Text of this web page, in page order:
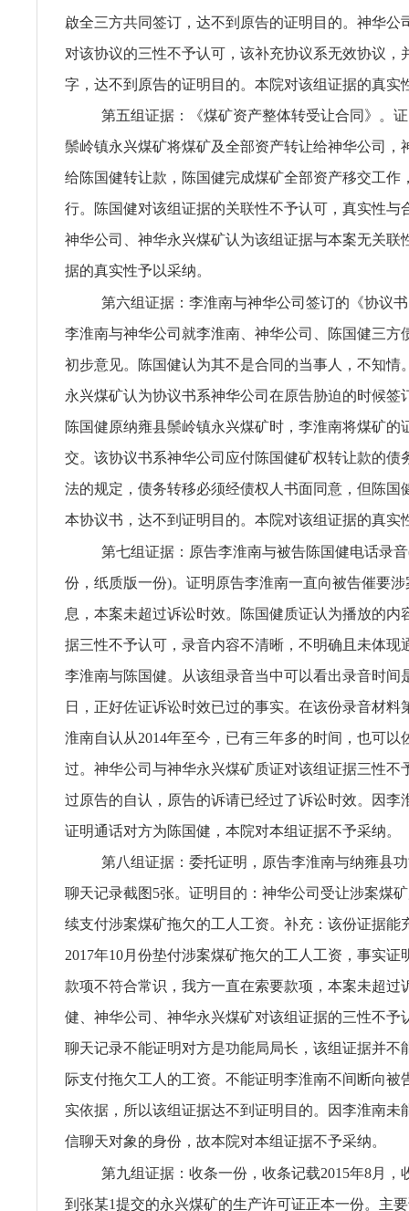
啟全三方共同签订，达不到原告的证明目的。神华公
对该协议的三性不予认可，该补充协议系无效协议，
字，达不到原告的证明目的。本院对该组证据的真实
第五组证据：《煤矿资产整体转受让合同》。
鬃岭镇永兴煤矿将煤矿及全部资产转让给神华公司，
给陈国健转让款，陈国健完成煤矿全部资产移交工作
行。陈国健对该组证据的关联性不予认可，真实性与
神华公司、神华永兴煤矿认为该组证据与本案无关联
据的真实性予以采纳。
第六组证据：李淮南与神华公司签订的《协议
李淮南与神华公司就李淮南、神华公司、陈国健三方
初步意见。陈国健认为其不是合同的当事人，不知情
永兴煤矿认为协议书系神华公司在原告胁迫的时候签
陈国健原纳雍县鬃岭镇永兴煤矿时，李淮南将煤矿的
交。该协议书系神华公司应付陈国健矿权转让款的债
法的规定，债务转移必须经债权人书面同意，但陈国
本协议书，达不到证明目的。本院对该组证据的真实
第七组证据：原告李淮南与被告陈国健电话录
份，纸质版一份)。证明原告李淮南一直向被告催要
息，本案未超过诉讼时效。陈国健质证认为播放的内
据三性不予认可，录音内容不清晰，不明确且未体现
李淮南与陈国健。从该组录音当中可以看出录音时间
日，正好佐证诉讼时效已过的事实。在该份录音材料
淮南自认从2014年至今，已有三年多的时间，也可以
过。神华公司与神华永兴煤矿质证对该组证据三性不
过原告的自认，原告的诉请已经过了诉讼时效。因李
证明通话对方为陈国健，本院对本组证据不予采纳。
第八组证据：委托证明，原告李淮南与纳雍县
聊天记录截图5张。证明目的：神华公司受让涉案煤
续支付涉案煤矿拖欠的工人工资。补充：该份证据能
2017年10月份垫付涉案煤矿拖欠的工人工资，事实证
款项不符合常识，我方一直在索要款项，本案未超过
健、神华公司、神华永兴煤矿对该组证据的三性不予
聊天记录不能证明对方是功能局局长，该组证据并不
际支付拖欠工人的工资。不能证明李淮南不间断向被
实依据，所以该组证据达不到证明目的。因李淮南未
信聊天对象的身份，故本院对本组证据不予采纳。
第九组证据：收条一份，收条记载2015年8月，
到张某1提交的永兴煤矿的生产许可证正本一份。主